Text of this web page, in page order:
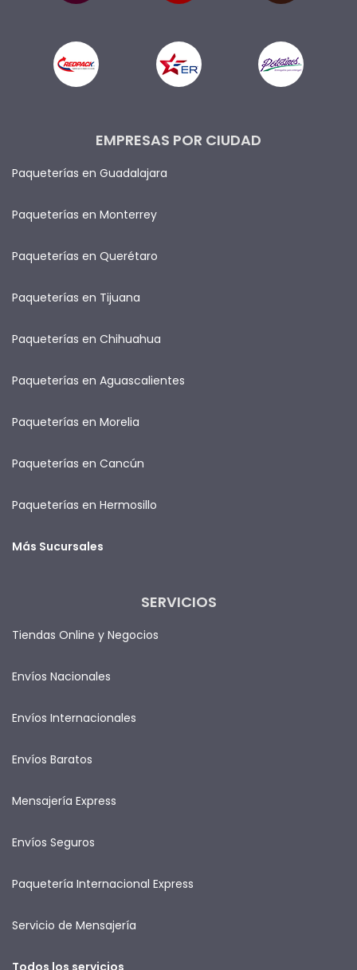
EMPRESAS POR CIUDAD
Paqueterías en Guadalajara
Paqueterías en Monterrey
Paqueterías en Querétaro
Paqueterías en Tijuana
Paqueterías en Chihuahua
Paqueterías en Aguascalientes
Paqueterías en Morelia
Paqueterías en Cancún
Paqueterías en Hermosillo
Más Sucursales
SERVICIOS
Tiendas Online y Negocios
Envíos Nacionales
Envíos Internacionales
Envíos Baratos
Mensajería Express
Envíos Seguros
Paquetería Internacional Express
Servicio de Mensajería
Todos los servicios